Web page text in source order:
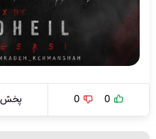
0
0 پخش